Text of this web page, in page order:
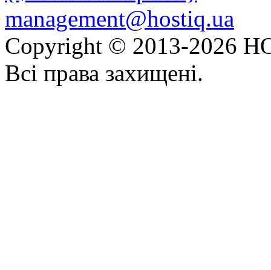
management@hostiq.ua
Copyright © 2013-2026
Всі права захищені.